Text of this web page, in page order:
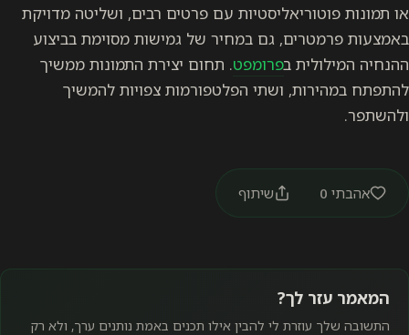
או תמונות פוטוריאליסטיות עם פרטים רבים, ושליטה מדויקת
באמצעות פרמטרים, גם במחיר של גמישות מסוימת בביצוע
ההנחיה המילולית בפרומפט. תחום יצירת התמונות ממשיך
להתפתח במהירות, ושתי הפלטפורמות צפויות להמשיך
ולהשתפר.
אהבתי 0 שיתוף
המאמר עזר לך?
התשובה שלך עוזרת לי להבין אילו תכנים באמת נותנים ערך, ולא רק